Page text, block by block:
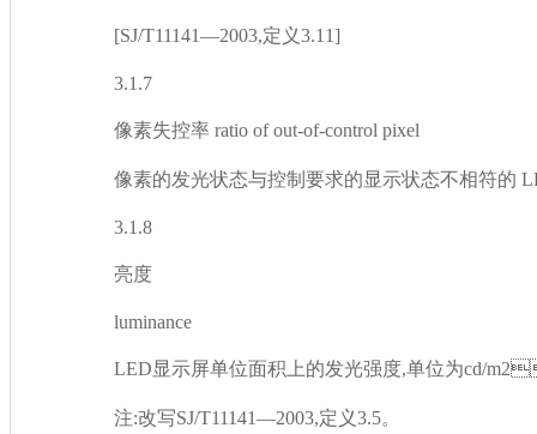
[SJ/T11141—2003,定义3.11]
3.1.7
像素失控率 ratio of out-of-control pixel
像素的发光状态与控制要求的显示状态不相符的 LED
3.1.8
亮度
luminance
LED显示屏单位面积上的发光强度,单位为cd/
注:改写SJ/T11141—2003,定义3.5。